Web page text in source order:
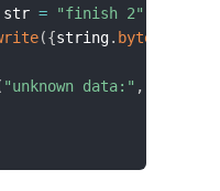
str =
"finish 2"
({string. byte
"unknown data:" ,